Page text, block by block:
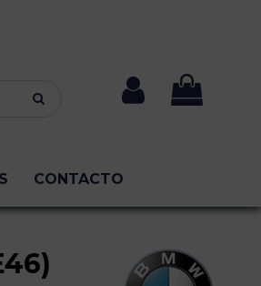
CONTACTO